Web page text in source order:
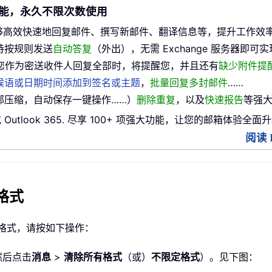
，永久不限次数使用
高效快速地回复邮件、撰写新邮件、翻译信息等，提升工作效
按规则发送自动答复 （外出），无需 Exchange 服务器即可
作为密送收件人回复全部时，将提醒您，并且还有缺少附件提
语或日期时间添加到签名或主题， 批量回复多封邮件……
压缩，自动保存一键操作……） 删除重复，以及快速报告等强
365. 尽享 100+ 项强大功能，让您的邮箱体验全面
阅读
式
，请按如下操作：
点击消息 > 清除所有格式 （或） 不限定格式）。见下图：